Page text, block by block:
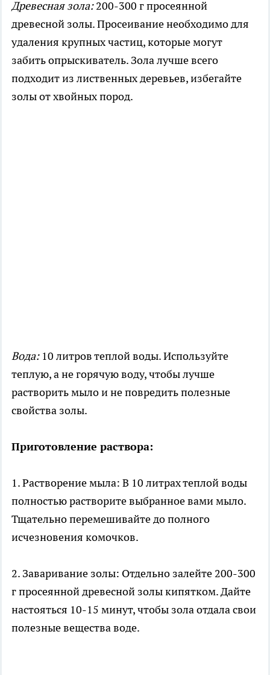
Древесная зола:200-300 г просеянной
древесной золы. Просеивание необходимо для
удаления крупных частиц, которые могут
забить опрыскиватель. Зола лучше всего
подходит из лиственных деревьев, избегайте
золы от хвойных пород.
Вода: 10 литров теплой воды. Используйте
теплую, а не горячую воду, чтобы лучше
растворить мыло и не повредить полезные
свойства золы.
Приготовление раствора:
1. Растворение мыла: В 10 литрах теплой воды
полностью растворите выбранное вами мыло.
Тщательно перемешивайте до полного
исчезновения комочков.
2. Заваривание золы: Отдельно залейте 200-300
г просеянной древесной золы кипятком. Дайте
настояться 10-15 минут, чтобы зола отдала свои
полезные вещества воде.